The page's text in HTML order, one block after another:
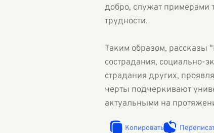
добро, служат примерами
трудности.
Таким образом,
сострадания, социально-
страдания других,
черты подчеркивают
актуальными на
Копировать